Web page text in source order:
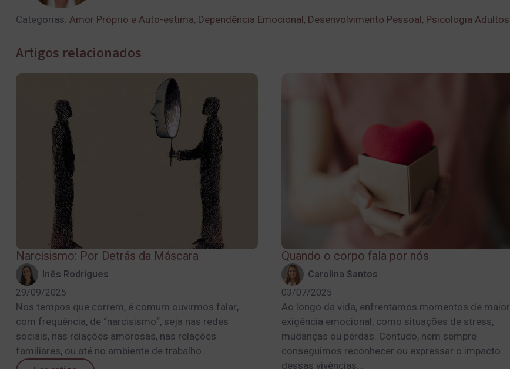
Categorias: Amor Próprio e Auto-estima, Dependência Emocional, Desenvolvimento Pessoal, Psicologia Adultos
Artigos relacionados
Narcisismo: Por Detrás da Máscara
Inês Rodrigues
29/09/2025
Nos tempos que correm, é comum ouvirmos falar,
com frequência, de “narcisismo“, seja nas redes
sociais, nas relações amorosas, nas relações
familiares, ou até no ambiente de trabalho....
Quando o corpo fala por nós
Carolina Santos
03/07/2025
Ao longo da vida, enfrentamos momentos de maior
exigência emocional, como situações de stress,
mudanças ou perdas. Contudo, nem sempre
conseguimos reconhecer ou expressar o impacto
dessas vivências...